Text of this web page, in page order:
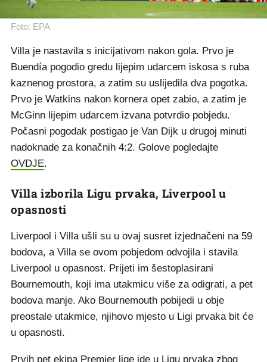
Foto: EPA
Villa je nastavila s inicijativom nakon gola. Prvo je
Buendía pogodio gredu lijepim udarcem iskosa s ruba
kaznenog prostora, a zatim su uslijedila dva pogotka.
Prvo je Watkins nakon kornera opet zabio, a zatim je
McGinn lijepim udarcem izvana potvrdio pobjedu.
Počasni pogodak postigao je Van Dijk u drugoj minuti
nadoknade za konačnih 4:2. Golove pogledajte
OVDJE.
Villa izborila Ligu prvaka, Liverpool u
opasnosti
Liverpool i Villa ušli su u ovaj susret izjednačeni na 59
bodova, a Villa se ovom pobjedom odvojila i stavila
Liverpool u opasnost. Prijeti im šestoplasirani
Bournemouth, koji ima utakmicu više za odigrati, a pet
bodova manje. Ako Bournemouth pobijedi u obje
preostale utakmice, njihovo mjesto u Ligi prvaka bit će
u opasnosti.
Prvih pet ekipa Premier lige ide u Ligu prvaka zbog